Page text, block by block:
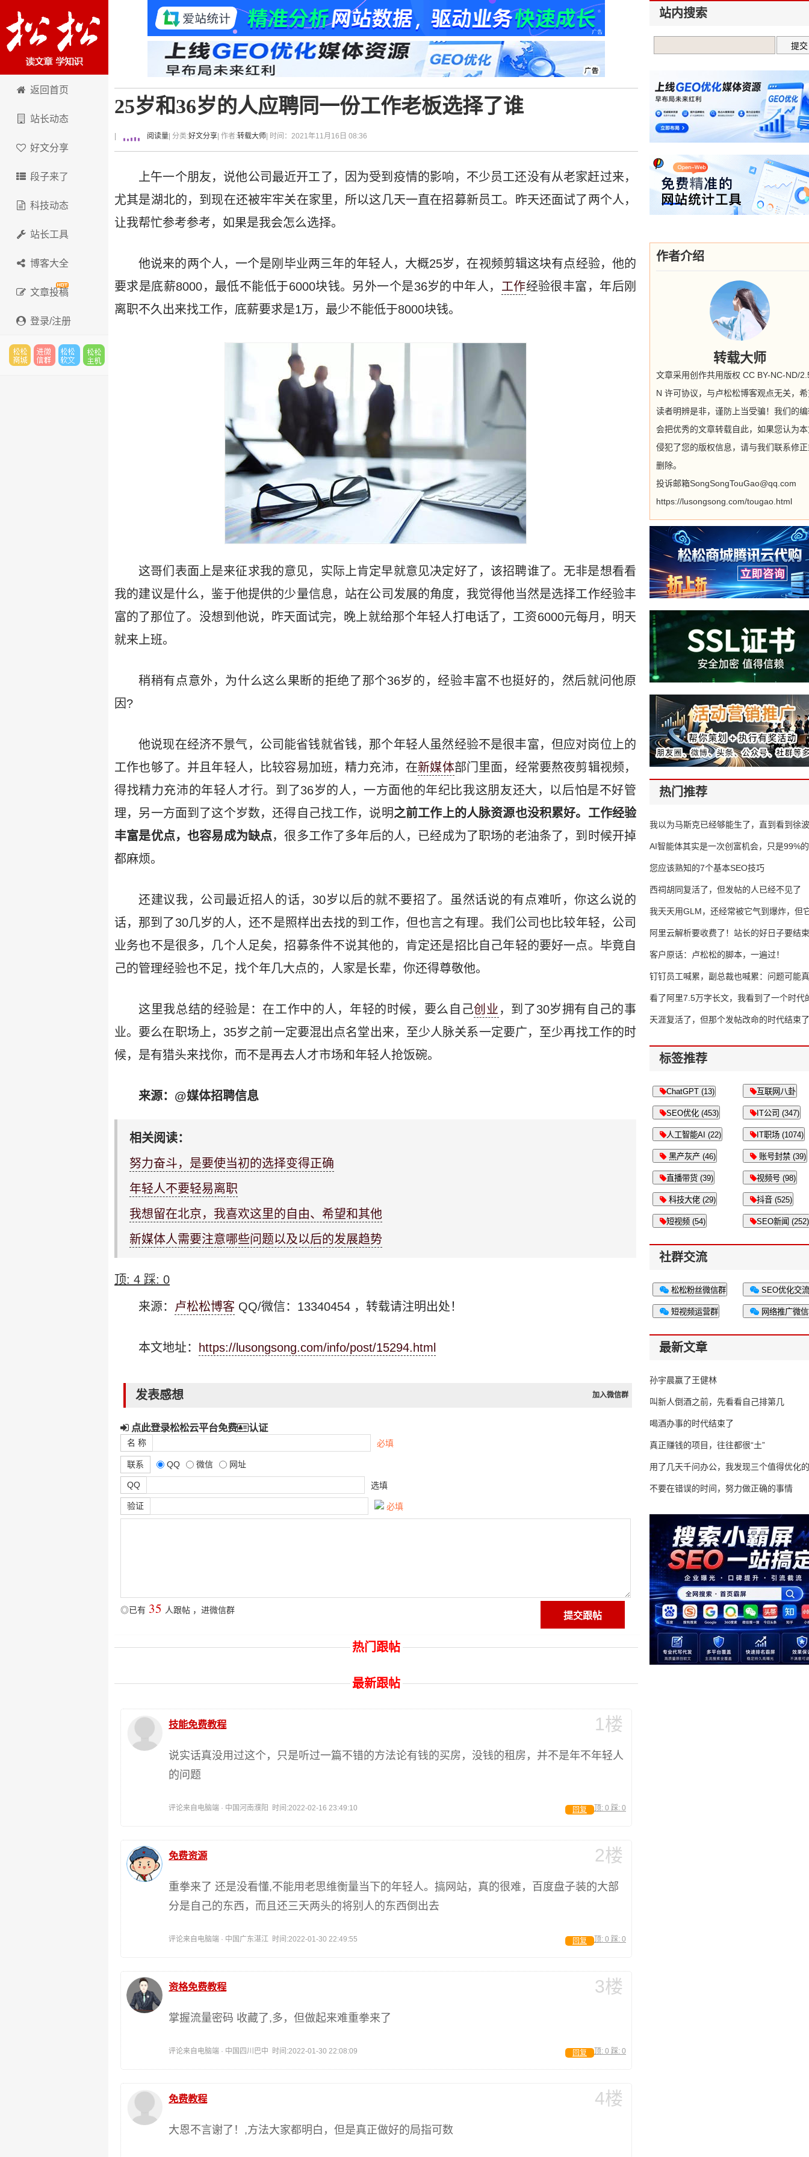
卢松松博客
返回首页
站长动态
好文分享
段子来了
科技动态
站长工具
博客大全
文章投稿
登录/注册
25岁和36岁的人应聘同一份工作老板选择了谁
阅读量 | 分类:好文分享 | 作者:转载大师 | 时间：2021年11月16日 08:36
上午一个朋友，说他公司最近开工了，因为受到疫情的影响，不少员工还没有从老家赶过来，
尤其是湖北的，到现在还被牢牢关在家里，所以这几天一直在招募新员工。昨天还面试了两个人，
让我帮忙参考参考，如果是我会怎么选择。
他说来的两个人，一个是刚毕业两三年的年轻人，大概25岁，在视频剪辑这块有点经验，他的
要求是底薪8000，最低不能低于6000块钱。另外一个是36岁的中年人， 工作经验很丰富，年后刚
离职不久出来找工作，底薪要求是1万，最少不能低于8000块钱。
这哥们表面上是来征求我的意见，实际上肯定早就意见决定好了，该招聘谁了。无非是想看看
我的建议是什么，鉴于他提供的少量信息，站在公司发展的角度，我觉得他当然是选择工作经验丰
富的了那位了。没想到他说，昨天面试完，晚上就给那个年轻人打电话了，工资6000元每月，明天
就来上班。
稍稍有点意外，为什么这么果断的拒绝了那个36岁的，经验丰富不也挺好的，然后就问他原
因?
他说现在经济不景气，公司能省钱就省钱，那个年轻人虽然经验不是很丰富，但应对岗位上的
工作也够了。并且年轻人，比较容易加班，精力充沛，在新媒体部门里面，经常要熬夜剪辑视频，
得找精力充沛的年轻人才行。到了36岁的人，一方面他的年纪比我这朋友还大，以后怕是不好管
理，另一方面到了这个岁数，还得自己找工作，说明之前工作上的人脉资源也没积累好。工作经验
丰富是优点，也容易成为缺点，很多工作了多年后的人，已经成为了职场的老油条了，到时候开掉
都麻烦。
还建议我，公司最近招人的话，30岁以后的就不要招了。虽然话说的有点难听，你这么说的
话，那到了30几岁的人，还不是照样出去找的到工作，但也言之有理。我们公司也比较年轻，公司
业务也不是很多，几个人足矣，招募条件不说其他的，肯定还是招比自己年轻的要好一点。毕竟自
己的管理经验也不足，找个年几大点的，人家是长辈，你还得尊敬他。
这里我总结的经验是：在工作中的人，年轻的时候，要么自己创业 ，到了30岁拥有自己的事
业。要么在职场上，35岁之前一定要混出点名堂出来，至少人脉关系一定要广，至少再找工作的时
候，是有猎头来找你，而不是再去人才市场和年轻人抢饭碗。
来源：@媒体招聘信息
相关阅读：
努力奋斗，是要使当初的选择变得正确
年轻人不要轻易离职
我想留在北京，我喜欢这里的自由、希望和其他
新媒体人需要注意哪些问题以及以后的发展趋势
顶: 4 踩: 0
来源： 卢松松博客 QQ/微信：13340454 ，转载请注明出处！
本文地址： https://lusongsong.com/info/post/15294.html
发表感想 加入微信群
点此登录松松云平台免费 认证
名 称 必填
联系 QQ 微信 网址
QQ 选填
验证 必填
◎已有 35 人跟帖 ， 进微信群
热门跟帖
最新跟帖
1楼
技能免费教程
说实话真没用过这个，只是听过一篇不错的方法论有钱的买房，没钱的租房，并不是年不年轻人
的问题
评论来自电脑端 · 中国河南濮阳 时间:2022-02-16 23:49:10 顶: 0 踩: 0
回复
2楼
免费资源
重拳来了 还是没看懂,不能用老思维衡量当下的年轻人。搞网站，真的很难，百度盘子装的大部
分是自己的东西，而且还三天两头的将别人的东西倒出去
评论来自电脑端 · 中国广东湛江 时间:2022-01-30 22:49:55 顶: 0 踩: 0
回复
3楼
资格免费教程
掌握流量密码 收藏了,多，但做起来难重拳来了
评论来自电脑端 · 中国四川巴中 时间:2022-01-30 22:08:09 顶: 0 踩: 0
回复
4楼
免费教程
大恩不言谢了！,方法大家都明白，但是真正做好的局指可数
站内搜索
作者介绍
转载大师
文章采用创作共用版权 CC BY-NC-ND/
N 许可协议，与卢松松博客观点无关，
读者明辨是非，谨防上当受骗！我们的
会把优秀的文章转载自此，如果您认为
侵犯了您的版权信息，请与我们联系修
删除。
投诉邮箱SongSongTouGao@qq.com
https://lusongsong.com/tougao.html
热门推荐
我以为马斯克已经够能生了，直到看到
AI智能体其实是一次创富机会，只是99%
错过了
您应该熟知的7个基本SEO技巧
西祠胡同复活了，但发帖的人已经不见了
我天天用GLM，还经常被它气到爆炸，但
16万亿
阿里云解析要收费了！站长的好日子要结
客户原话：卢松松的脚本，一遍过！
钉钉员工喊累，副总裁也喊累：问题可能
了
看了阿里7.5万字长文，我看到了一个时代
天涯复活了，但那个发帖改命的时代结束了
标签推荐
ChatGPT (13) 互联网八卦
SEO优化 (453) IT公司 (347)
人工智能AI (22) IT职场 (1074)
黑产灰产 (46) 账号封禁 (39)
直播带货 (39) 视频号 (98)
科技大佬 (29) 抖音 (525)
短视频 (54) SEO新闻 (252)
社群交流
松松粉丝微信群 SEO优化交
短视频运营群 网络推广微
最新文章
孙宇晨赢了王健林
叫新人倒酒之前，先看看自己排第几
喝酒办事的时代结束了
真正赚钱的项目，往往都很“土”
用了几天千问办公，我发现三个值得优化
不要在错误的时间，努力做正确的事情